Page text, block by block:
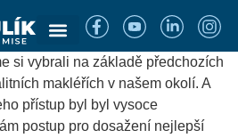
si vybrali na základě předchozích
makléřích v našem okolí. A
přístup byl byl vysoce
postup pro dosažení nejlepší